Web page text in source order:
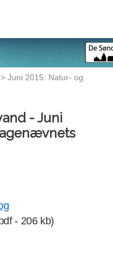
> Juni 2015: Natur- og
- Juni
- 206 kb)